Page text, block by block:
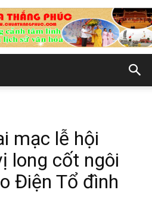
Phúc
mạc lễ hội
long cốt ngôi
Điện Tổ đình